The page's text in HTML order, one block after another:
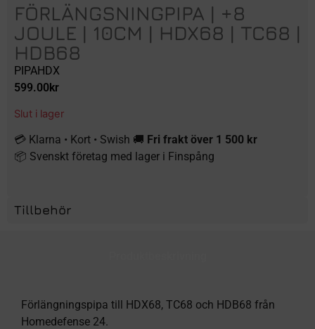
FÖRLÄNGSNINGPIPA | +8
JOULE | 10CM | HDX68 | TC68 |
HDB68
PIPAHDX
599.00kr
Slut i lager
💳 Klarna • Kort • Swish 🚚 Fri frakt över 1 500 kr
📦 Svenskt företag med lager i Finspång
Tillbehör
Förlängningspipa till HDX68, TC68 och HDB68 från
Homedefense 24.